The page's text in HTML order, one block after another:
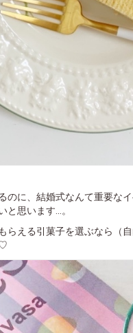
のに、結婚式なんて重要な
思います...。
らえる引菓子を選ぶなら（